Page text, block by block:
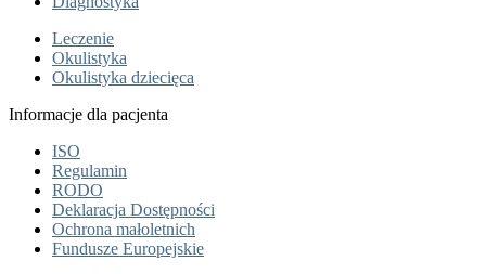
Leczenie
Okulistyka
Okulistyka dziecięca
Informacje dla pacjenta
ISO
Regulamin
RODO
Deklaracja Dostępności
Ochrona małoletnich
Fundusze Europejskie